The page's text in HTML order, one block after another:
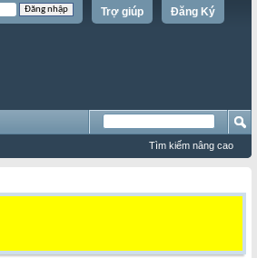
Đăng Ký
Trợ giúp
Tìm kiếm nâng cao